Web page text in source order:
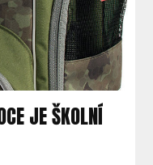
JE ŠKOLNÍ